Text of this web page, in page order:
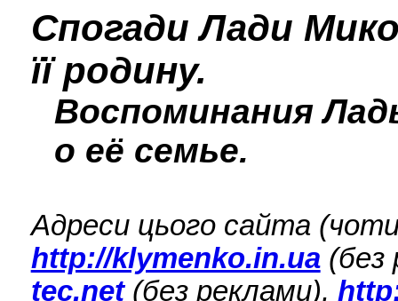
Спогади Лади
її родину.
Воспоминания
о её семье.
Адреси цього сайта
http://klymenko.in.ua(без
tec.net(без реклами),